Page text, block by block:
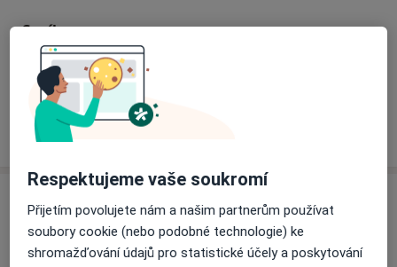
Ceník
Informace o službách a cenách nejsou k dispozici
Tento specialista ještě nepřidával žádné informace o
svých službách.
Adresa 1 Adresa 2
Respektujeme vaše soukromí
Přijetím povolujete nám a našim partnerům používat
soubory cookie (nebo podobné technologie) ke
shromažďování údajů pro statistické účely a poskytování